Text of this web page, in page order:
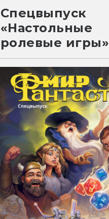
Спецвыпуск
«Настольные
ролевые игры»